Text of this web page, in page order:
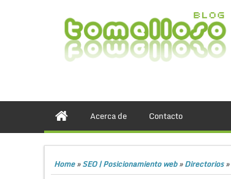
Acerca de Contacto
Home»SEO | Posicionamiento web»Directorios»